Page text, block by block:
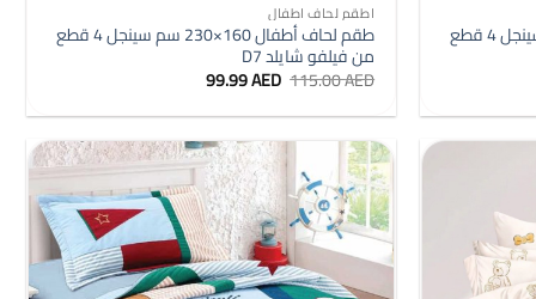
طقم لحاف أطفال 160×230 سم سينجل 4 قطع
اطقم لحاف اطفال
طقم لحاف أطفال 160×230 سم سينجل 4 قطع
من فيلفو شايلد D7
115.00AED السعر
الأصلي
هو:
115.00 AED.
99.99AED السعر
هو:
99.99 AED.